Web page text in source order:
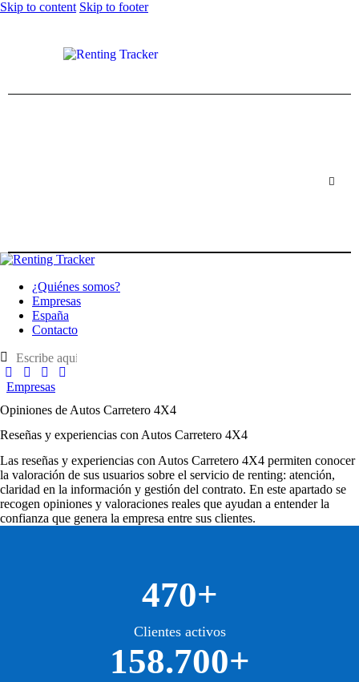
Skip to content Skip to footer
¿Quiénes somos?
Empresas
España
Contacto
Empresas
Opiniones de Autos Carretero 4X4
Reseñas y experiencias con Autos Carretero 4X4
Las reseñas y experiencias con Autos Carretero 4X4 permiten conocer
la valoración de sus usuarios sobre el servicio de renting: atención,
claridad en la información y gestión del contrato. En este apartado se
recogen opiniones y valoraciones reales que ayudan a entender la
confianza que genera la empresa entre sus clientes.
470+
Clientes activos
158.700+